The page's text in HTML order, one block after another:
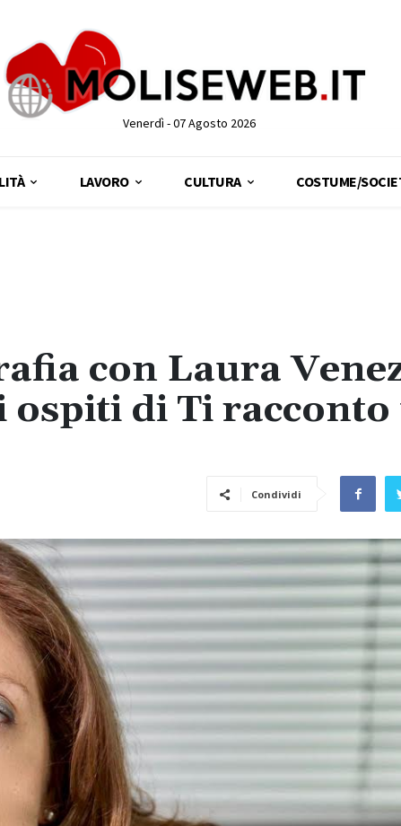
Venerdì - 07 Agosto 2026
LAVORO CULTURA COSTUME/
con Laura
di Ti racconto
Condividi